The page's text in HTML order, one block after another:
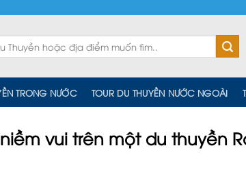
TRONG NƯỚC TOUR DU THUYỀN NƯỚC NGOÀI
vui trên một du thuyền